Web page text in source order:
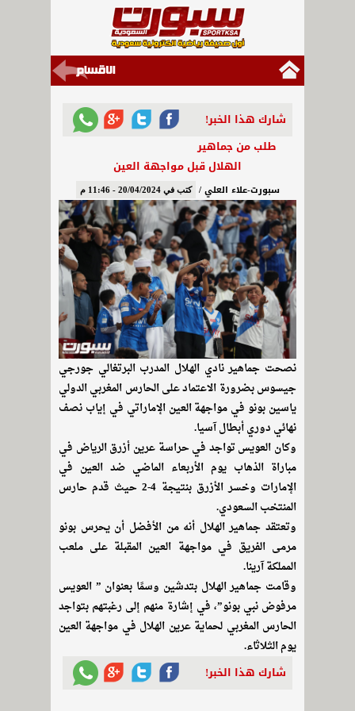
شارك هذا الخبر!
طلب من جماهير
الهلال قبل مواجهة العين
سبورت-علاء العلي / كتب في 20/04/2024 - 11:46 م
نصحت جماهير نادي الهلال المدرب البرتغالي جورجي
جيسوس بضرورة الاعتماد على الحارس المغربي الدولي
ياسين بونو في مواجهة العين الإماراتي في إياب نصف
نهائي دوري أبطال آسيا.
وكان العويس تواجد في حراسة عرين أزرق الرياض في
مباراة الذهاب يوم الأربعاء الماضي ضد العين في
الإمارات وخسر الأزرق بنتيجة 4-2 حيث قدم حارس
المنتخب السعودي.
وتعتقد جماهير الهلال أنه من الأفضل أن يحرس بونو
مرمى الفريق في مواجهة العين المقبلة على ملعب
المملكة آرينا.
وقامت جماهير الهلال بتدشين وسمًا بعنوان ” العويس
مرفوض نبي بونو”، في إشارة منهم إلى رغبتهم بتواجد
الحارس المغربي لحماية عرين الهلال في مواجهة العين
يوم الثلاثاء.
شارك هذا الخبر!